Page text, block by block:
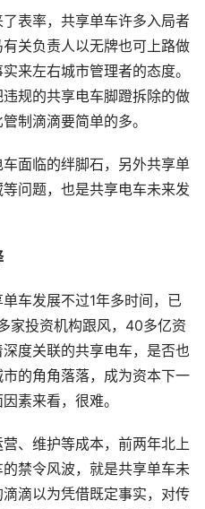
表率，共享单车许多入局者
关负责人以无牌也可上路做
来左右城市管理者的态度。
规的共享电车脚蹬拆除的做
制滴滴要简单的多。
面临的绊脚石，另外共享单
问题，也是共享电车未来发
车发展不过1年多时间，已
家投资机构跟风，40多亿资
度关联的共享电车，是否也
的角角落落，成为资本下一
素来看，很难。
、维护等成本，前两年北上
禁令风波，就是共享单车未
滴以为凭借既定事实，对传